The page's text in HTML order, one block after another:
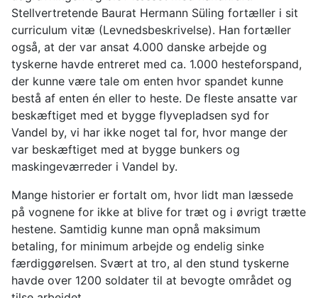
Stellvertretende Baurat Hermann Süling fortæller i sit
curriculum vitæ (Levnedsbeskrivelse). Han fortæller
også, at der var ansat 4.000 danske arbejde og
tyskerne havde entreret med ca. 1.000 hesteforspand,
der kunne være tale om enten hvor spandet kunne
bestå af enten én eller to heste. De fleste ansatte var
beskæftiget med et bygge flyvepladsen syd for
Vandel by, vi har ikke noget tal for, hvor mange der
var beskæftiget med at bygge bunkers og
maskingeværreder i Vandel by.
Mange historier er fortalt om, hvor lidt man læssede
på vognene for ikke at blive for træt og i øvrigt trætte
hestene. Samtidig kunne man opnå maksimum
betaling, for minimum arbejde og endelig sinke
færdiggørelsen. Svært at tro, al den stund tyskerne
havde over 1200 soldater til at bevogte området og